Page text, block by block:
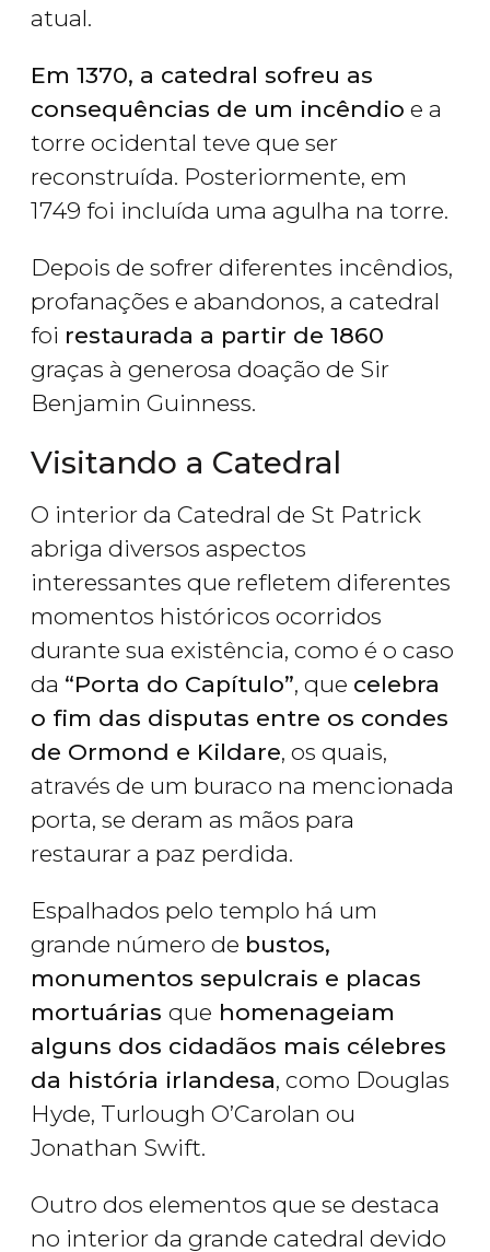
atual.
Em 1370, a catedral sofreu as
consequências de um incêndio e a
torre ocidental teve que ser
reconstruída. Posteriormente, em
1749 foi incluída uma agulha na torre.
Depois de sofrer diferentes incêndios,
profanações e abandonos, a catedral
foi restaurada a partir de 1860
graças à generosa doação de Sir
Benjamin Guinness.
Visitando a Catedral
O interior da Catedral de St Patrick
abriga diversos aspectos
interessantes que refletem diferentes
momentos históricos ocorridos
durante sua existência, como é o caso
da “Porta do Capítulo”, que celebra
o fim das disputas entre os condes
de Ormond e Kildare, os quais,
através de um buraco na mencionada
porta, se deram as mãos para
restaurar a paz perdida.
Espalhados pelo templo há um
grande número de bustos,
monumentos sepulcrais e placas
mortuárias que homenageiam
alguns dos cidadãos mais célebres
da história irlandesa, como Douglas
Hyde, Turlough O’Carolan ou
Jonathan Swift.
Outro dos elementos que se destaca
no interior da grande catedral devido